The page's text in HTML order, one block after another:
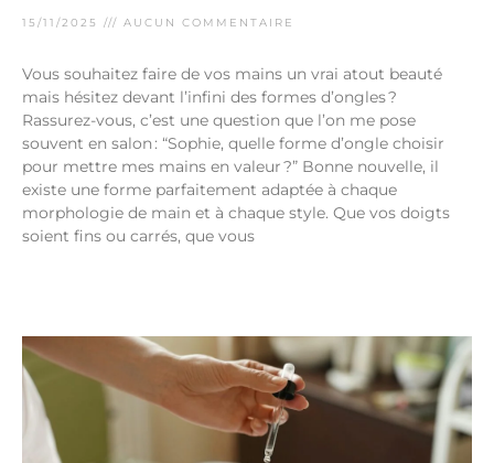
15/11/2025 AUCUN COMMENTAIRE
Vous souhaitez faire de vos mains un vrai atout beauté
mais hésitez devant l’infini des formes d’ongles ?
Rassurez-vous, c’est une question que l’on me pose
souvent en salon : “Sophie, quelle forme d’ongle choisir
pour mettre mes mains en valeur ?” Bonne nouvelle, il
existe une forme parfaitement adaptée à chaque
morphologie de main et à chaque style. Que vos doigts
soient fins ou carrés, que vous